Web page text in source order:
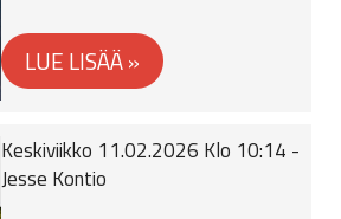
Keskiviikko 11.02.2026 Klo 10:14 -
Jesse Kontio